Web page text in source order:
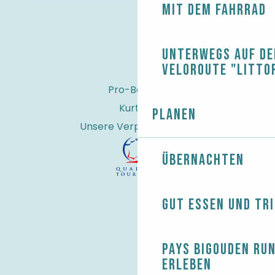
Mit dem Fahrrad
Unterwegs auf
Veloroute
Planen
Übernachten
Gut essen und
Pays Bigouden
erleben
Pro-Bereich
Kurtaxe
Unsere Verpflichtungen